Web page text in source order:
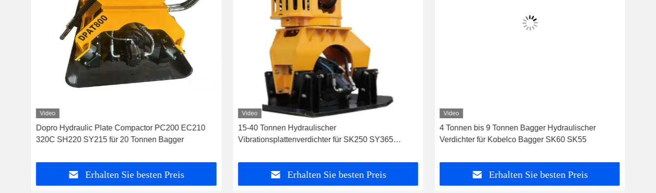
Video
Dopro Hydraulic Plate Compactor PC200 EC210
320C SH220 SY215 für 20 Tonnen Bagger
Erhalten Sie besten Preis
Video
15-40 Tonnen Hydraulischer
Vibrationsplattenverdichter für SK250 SY365
Erhalten Sie besten Preis
Video
4 Tonnen bis 9 Tonnen Bagger Hydraulischer
Verdichter für Kobelco Bagger SK60 SK55
Erhalten Sie besten Preis